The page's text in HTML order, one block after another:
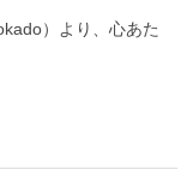
）より、心あた